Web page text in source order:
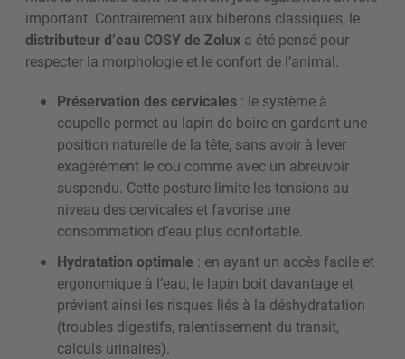
important. Contrairement aux biberons classiques, le
distributeur d’eau COSY de Zolux a été pensé pour
respecter la morphologie et le confort de l’animal.
Préservation des cervicales : le système à
coupelle permet au lapin de boire en gardant une
position naturelle de la tête, sans avoir à lever
exagérément le cou comme avec un abreuvoir
suspendu. Cette posture limite les tensions au
niveau des cervicales et favorise une
consommation d’eau plus confortable.
Hydratation optimale : en ayant un accès facile et
ergonomique à l’eau, le lapin boit davantage et
prévient ainsi les risques liés à la déshydratation
(troubles digestifs, ralentissement du transit,
calculs urinaires).